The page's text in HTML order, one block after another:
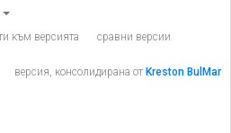
към версията сравни версии
версия, консолидирана от Kreston BulMar